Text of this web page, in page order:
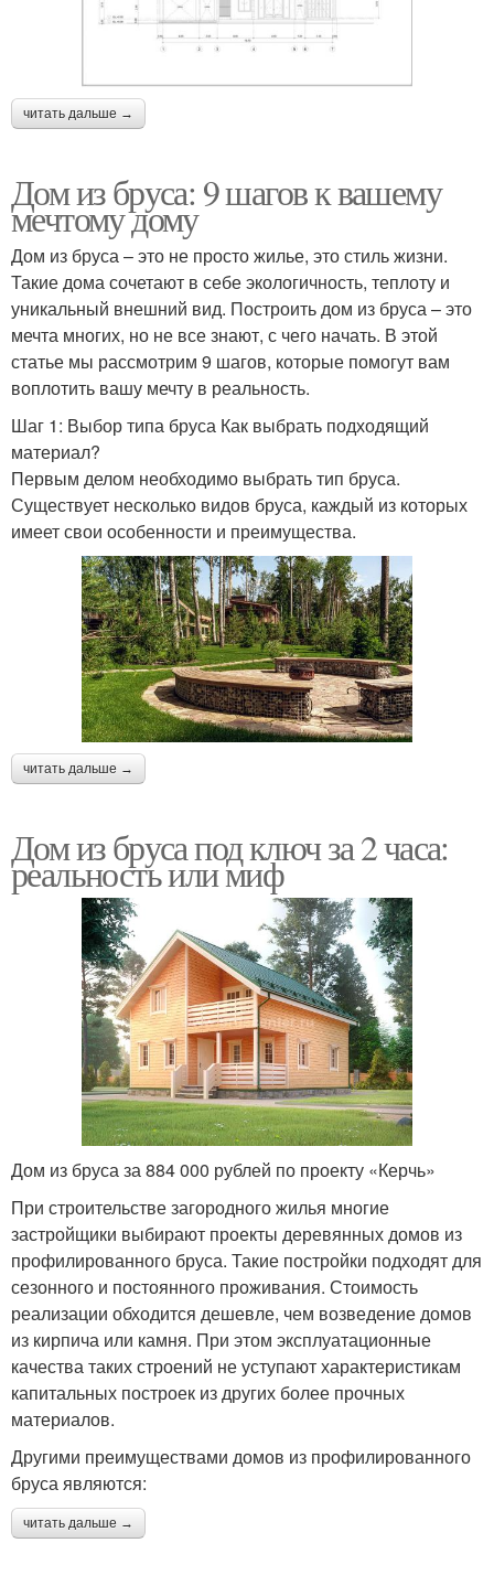
читать дальше →
Дом из бруса: 9 шагов к вашему
мечтому дому
Дом из бруса – это не просто жилье, это стиль жизни.
Такие дома сочетают в себе экологичность, теплоту и
уникальный внешний вид. Построить дом из бруса – это
мечта многих, но не все знают, с чего начать. В этой
статье мы рассмотрим 9 шагов, которые помогут вам
воплотить вашу мечту в реальность.
Шаг 1: Выбор типа бруса Как выбрать подходящий
материал?
Первым делом необходимо выбрать тип бруса.
Существует несколько видов бруса, каждый из которых
имеет свои особенности и преимущества.
читать дальше →
Дом из бруса под ключ за 2 часа:
реальность или миф
Дом из бруса за 884 000 рублей по проекту «Керчь»
При строительстве загородного жилья многие
застройщики выбирают проекты деревянных домов из
профилированного бруса. Такие постройки подходят для
сезонного и постоянного проживания. Стоимость
реализации обходится дешевле, чем возведение домов
из кирпича или камня. При этом эксплуатационные
качества таких строений не уступают характеристикам
капитальных построек из других более прочных
материалов.
Другими преимуществами домов из профилированного
бруса являются:
читать дальше →